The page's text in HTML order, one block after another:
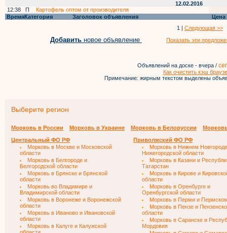
12.02.2016
12:38
П
Картофель оптом от производителя
ВремяКатегория Заголовок объявления
Цена
1 | Следующая >>
Добавить новое объявление Показать эти
Объявлений на доске - вчера /
Как очистить кэш
Примечание: жирным текстом выделены
Выберите регион
Морковь в России Морковь в Украине Морковь в Белоруссии
Морковь
Центральный ФО РФ
Морковь в Москве и Московской
области
Морковь в Белгороде и
Белгородской области
Морковь в Брянске и Брянской
области
Морковь во Владимире и
Владимирской области
Морковь в Воронеже и Воронежской
области
Морковь в Иваново и Ивановской
области
Морковь в Калуге и Калужской
Приволжский ФО РФ
Морковь в Нижнем
Нижегородской области
Морковь в Казани и
Татарстан
Морковь в Кирове и
области
Морковь в Оренбурге и
Оренбургской области
Морковь в Перми и
Морковь в Пензе и
области
Морковь в Саранске и
Мордовия